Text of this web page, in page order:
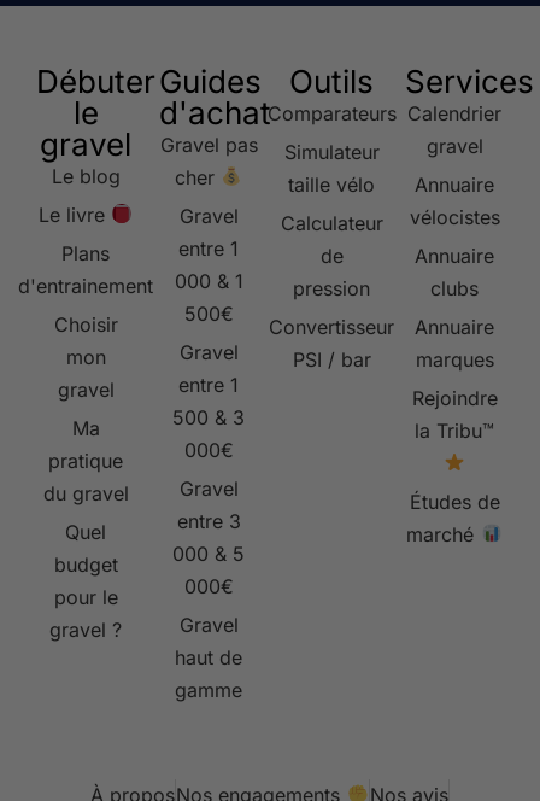
Débuter
le
gravel
Le blog
Le livre
Plans
d'entrainement
Choisir
mon
gravel
Ma
pratique
du gravel
Quel
budget
pour le
gravel ?
Guides
d'achat
Gravel pas
cher
Gravel
entre 1
000 & 1
500€
Gravel
entre 1
500 & 3
000€
Gravel
entre 3
000 & 5
000€
Gravel
haut de
gamme
Outils
Comparateurs
Simulateur
taille vélo
Calculateur
de
pression
Convertisseur
PSI / bar
Services
Calendrier
gravel
Annuaire
vélocistes
Annuaire
clubs
Annuaire
marques
Rejoindre
la Tribu™
Études de
marché
À proposNos engagements Nos avis